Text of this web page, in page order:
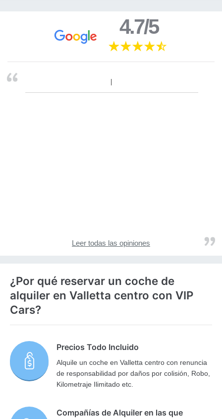
4.7/5
Leer todas las opiniones
¿Por qué reservar un coche de
alquiler en Valletta centro con VIP
Cars?
Precios Todo Incluido
Alquile un coche en Valletta centro con renuncia
de responsabilidad por daños por colisión, Robo,
Kilometraje Ilimitado etc.
Compañías de Alquiler en las que